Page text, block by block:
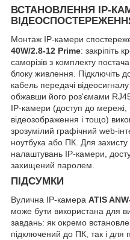
ВСТАНОВЛЕННЯ IP-
Монтаж IP-камери
40W/2.8-12 Prime: закріпіть
саморізів з комплекту
блоку живлення. Підключіть
кабель передачі
обжавши його роз'ємами
IP-камери (доступ до мережі,
відеозображення і тощо)
зрозумілий графічний web-
ноутбука або ПК. Для захисту
налаштувань IP-камери,
захищений паролем.
ПІДСУМКИ
Вулична IP-камера ATIS
може бути використана для
завдань: як окремо
підключений до ПК, так і для